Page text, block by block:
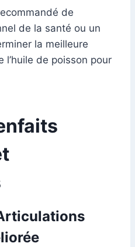
de
de la santé ou un
la meilleure
l’huile de poisson pour